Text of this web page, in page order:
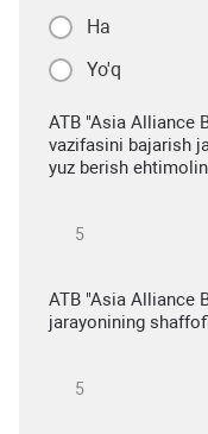
Ha
Yo'q
ATB "Asia Alliance
vazifasini bajarish
yuz berish
ATB "Asia Alliance
jarayonining